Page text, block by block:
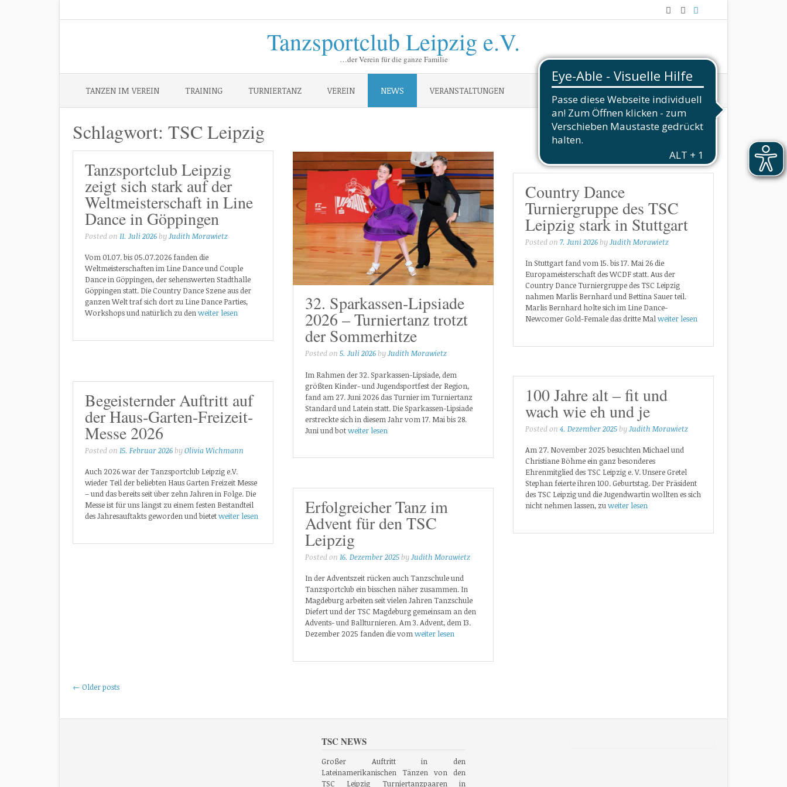
Tanzsportclub Leipzig e.V.
…der Verein für die ganze Familie
TANZEN IM VEREIN TRAINING TURNIERTANZ VEREIN NEWS VERANSTALTUNGEN
Schlagwort: TSC Leipzig
Tanzsportclub Leipzig
zeigt sich stark auf der
Weltmeisterschaft in Line
Dance in Göppingen
Posted on11. Juli 2026 byJudith Morawietz
Vom 01.07. bis 05.07.2026 fanden die
Weltmeisterschaften im Line Dance und Couple
Dance in Göppingen, der sehenswerten Stadthalle
Göppingen statt. Die Country Dance Szene aus der
ganzen Welt traf sich dort zu Line Dance Parties,
Workshops und natürlich zu denweiter lesen 32. Sparkassen-Lipsiade
2026 – Turniertanz trotzt
der Sommerhitze
Posted on5. Juli 2026 byJudith Morawietz
Im Rahmen der 32. Sparkassen-Lipsiade, dem
größten Kinder- und Jugendsportfest der Region,
fand am 27. Juni 2026 das Turnier im Turniertanz
Standard und Latein statt. Die Sparkassen-Lipsiade
erstreckte sich in diesem Jahr vom 17. Mai bis 28.
Juni und botweiter lesen
Country Dance
Turniergruppe des TSC
Leipzig stark in Stuttgart
Posted on7. Juni 2026 byJudith Morawietz
In Stuttgart fand vom 15. bis 17. Mai 26 die
Europameisterschaft des WCDF statt. Aus der
Country Dance Turniergruppe des TSC Leipzig
nahmen Marlis Bernhard und Bettina Sauer teil.
Marlis Bernhard holte sich im Line Dance-
Newcomer Gold-Female das dritte Malweiter lesen
Begeisternder Auftritt auf
der Haus-Garten-Freizeit-
Messe 2026
Posted on15. Februar 2026 byOlivia Wichmann
Auch 2026 war der Tanzsportclub Leipzig e.V.
wieder Teil der beliebten Haus Garten Freizeit Messe
– und das bereits seit über zehn Jahren in Folge. Die
Messe ist für uns längst zu einem festen Bestandteil
des Jahresauftakts geworden und bietetweiter lesen Erfolgreicher Tanz im
Advent für den TSC
Leipzig
Posted on16. Dezember 2025 byJudith Morawietz
In der Adventszeit rücken auch Tanzschule und
Tanzsportclub ein bisschen näher zusammen. In
Magdeburg arbeiten seit vielen Jahren Tanzschule
Diefert und der TSC Magdeburg gemeinsam an den
Advents- und Ballturnieren. Am 3. Advent, dem 13.
Dezember 2025 fanden die vomweiter lesen
100 Jahre alt – fit und
wach wie eh und je
Posted on4. Dezember 2025 byJudith Morawietz
Am 27. November 2025 besuchten Michael und
Christiane Böhme ein ganz besonderes
Ehrenmitglied des TSC Leipzig e. V. Unsere Gretel
Stephan feierte ihren 100. Geburtstag. Der Präsident
des TSC Leipzig und die Jugendwartin wollten es sich
nicht nehmen lassen, zuweiter lesen
Posts
← Older posts
TSC NEWS
Großer Auftritt in den
Lateinamerikanischen Tänzen von den
TSC Leipzig Turniertanzpaaren in